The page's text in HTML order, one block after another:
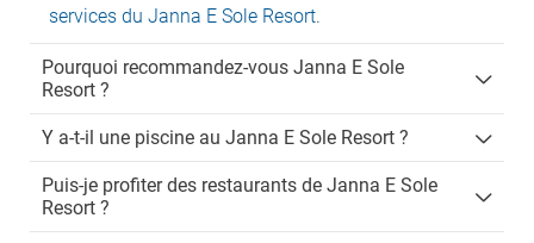
services du Janna E Sole Resort.
Pourquoi recommandez-vous Janna E Sole
Resort ?
Y a-t-il une piscine au Janna E Sole Resort ?
Puis-je profiter des restaurants de Janna E Sole
Resort ?